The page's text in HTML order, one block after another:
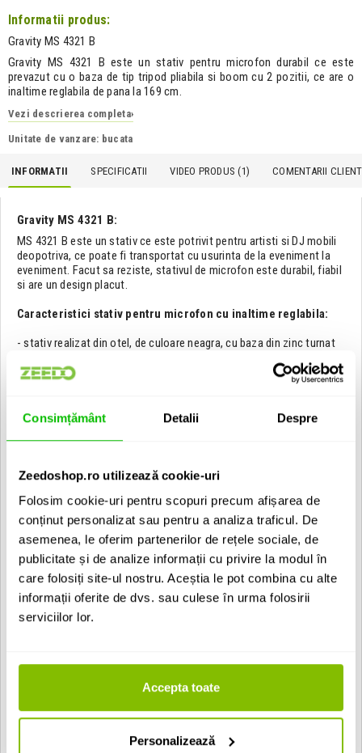
Consimțământ Detalii Despre
Zeedoshop.ro utilizează cookie-uri
Folosim cookie-uri pentru scopuri precum afișarea de
conținut personalizat sau pentru a analiza traficul. De
asemenea, le oferim partenerilor de rețele sociale, de
publicitate și de analize informații cu privire la modul în
care folosiți site-ul nostru. Aceștia le pot combina cu alte
informații oferite de dvs. sau culese în urma folosirii
serviciilor lor.
Accepta toate
Personalizează
Informatii produs:
Gravity MS 4321 B
Gravity MS 4321 B este un stativ pentru microfon durabil ce este
prevazut cu o baza de tip tripod pliabila si boom cu 2 pozitii, ce are o
inaltime reglabila de pana la 169 cm.
Vezi descrierea completa›
Unitate de vanzare: bucata
INFORMATII SPECIFICATII VIDEO PRODUS (1) COMENTARII
Gravity MS 4321 B:
MS 4321 B este un stativ ce este potrivit pentru artisti si DJ mobili
deopotriva, ce poate fi transportat cu usurinta de la eveniment la
eveniment. Facut sa reziste, stativul de microfon este durabil, fiabil
si are un design placut.
Caracteristici stativ pentru microfon cu inaltime reglabila:
- stativ realizat din otel, de culoare neagra, cu baza din zinc turnat
- lungime transport 1050 mm
- include inele personalizabile negre
- greutate 2.7 Kg
Vezi toate produsele din categoriaStative de microfon